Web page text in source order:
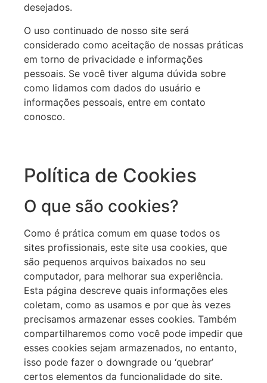
desejados.
O uso continuado de nosso site será
considerado como aceitação de nossas práticas
em torno de privacidade e informações
pessoais. Se você tiver alguma dúvida sobre
como lidamos com dados do usuário e
informações pessoais, entre em contato
conosco.
Política de Cookies
O que são cookies?
Como é prática comum em quase todos os
sites profissionais, este site usa cookies, que
são pequenos arquivos baixados no seu
computador, para melhorar sua experiência.
Esta página descreve quais informações eles
coletam, como as usamos e por que às vezes
precisamos armazenar esses cookies. Também
compartilharemos como você pode impedir que
esses cookies sejam armazenados, no entanto,
isso pode fazer o downgrade ou ‘quebrar’
certos elementos da funcionalidade do site.